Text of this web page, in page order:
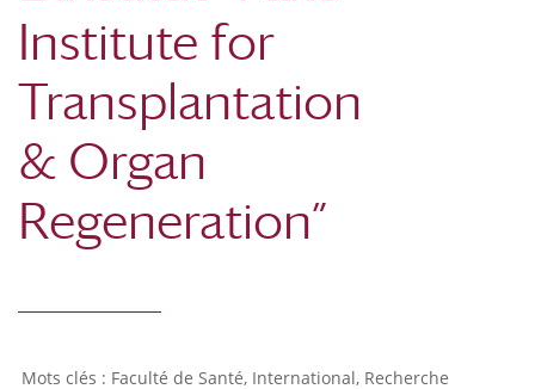
Institute for
Transplantation
& Organ
Regeneration”
Faculté de Santé, International, Recherche